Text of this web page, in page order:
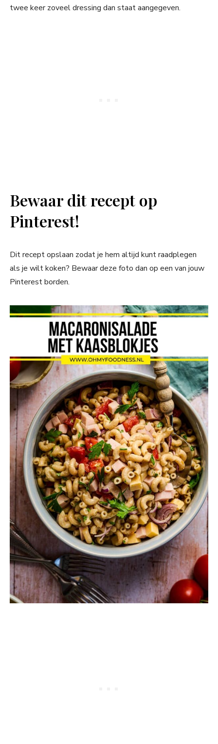
twee keer zoveel dressing dan staat aangegeven.
Bewaar dit recept op
Pinterest!
Dit recept opslaan zodat je hem altijd kunt raadplegen
als je wilt koken? Bewaar deze foto dan op een van jouw
Pinterest borden.